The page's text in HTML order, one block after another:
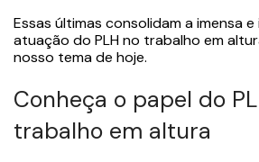
Essas últimas consolidam a imensa
atuação do PLH no trabalho em
nosso tema de hoje.
Conheça o papel do
trabalho em altura